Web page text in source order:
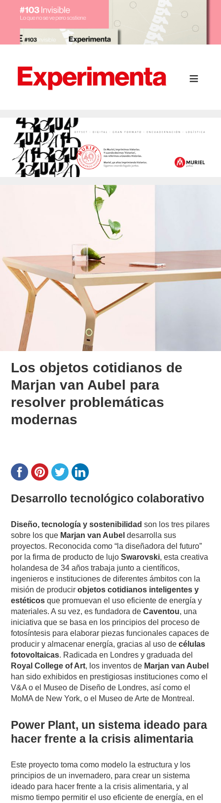
Los objetos cotidianos de
Marjan van Aubel para
resolver problemáticas
modernas
Desarrollo tecnológico colaborativo
Diseño, tecnología y sostenibilidad son los tres pilares
sobre los que Marjan van Aubel desarrolla sus
proyectos. Reconocida como “la diseñadora del futuro”
por la firma de producto de lujoSwarovski, esta creativa
holandesa de 34 añostrabaja junto a científicos,
ingenieros e instituciones de diferentes ámbitos con la
misión de producirobjetos cotidianos inteligentes y
estéticos que promuevan el uso eficiente de energía y
materiales. A su vez, esfundadora deCaventou, una
iniciativa que se basa en los principios del proceso de
fotosíntesis para elaborar piezas funcionales capaces de
producir y almacenar energía, gracias al uso decélulas
fotovoltaicas. Radicada en Londres ygraduada del
Royal College of Art, los inventos de Marjan van Aubel
han sido exhibidos en prestigiosas instituciones como el
V&A o el Museo de Diseño de Londres, así como el
MoMA de New York, o el Museo de Arte de Montreal.
Power Plant, un sistema ideado para
hacer frente a la crisis alimentaria
Este proyecto toma como modelo la estructura y los
principios de un invernadero, para crear un sistema
ideado para hacer frente a la crisis alimentaria, y al
mismo tiempo permitir el uso eficiente de energía, en el